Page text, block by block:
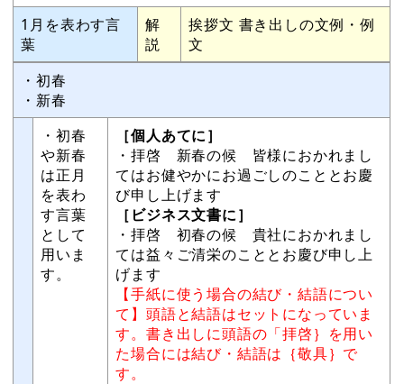
1月を表わす言
葉
解
説
挨拶文 書き出しの文例・例
文
・初春
・新春
・初春
や新春
は正月
を表わ
す言葉
として
用いま
す。
［個人あてに］
・拝啓 新春の候 皆様におかれまし
てはお健やかにお過ごしのこととお慶
び申し上げます
［ビジネス文書に］
・拝啓 初春の候 貴社におかれまし
ては益々ご清栄のこととお慶び申し上
げます
【手紙に使う場合の結び・結語につい
て】頭語と結語はセットになっていま
す。書き出しに頭語の「拝啓｝を用い
た場合には結び・結語は｛敬具｝で
す。